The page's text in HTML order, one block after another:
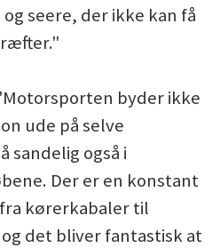
seere, der ikke kan få
byder ikke
ude på selve
sandelig også i
Der er en konstant
kørerkabaler til
det bliver fantastisk at